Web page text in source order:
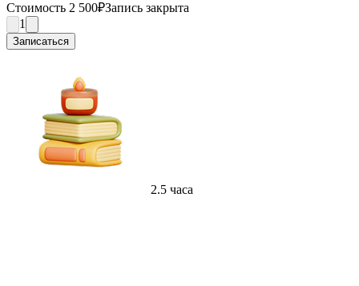
Стоимость 2 500₽Запись закрыта
1
Записаться
2.5 часа